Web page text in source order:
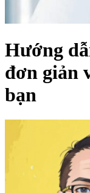
Hướng
đơn giản
bạn